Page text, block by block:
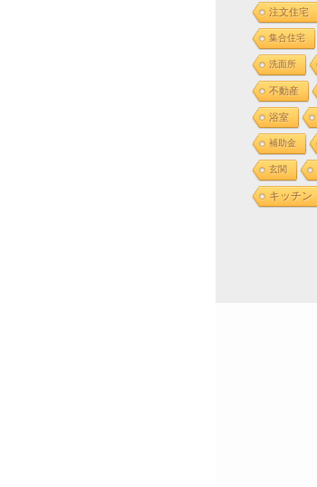
注文住宅
集合住宅
洗面所
不動産
浴室
補助金
玄関
キッチン